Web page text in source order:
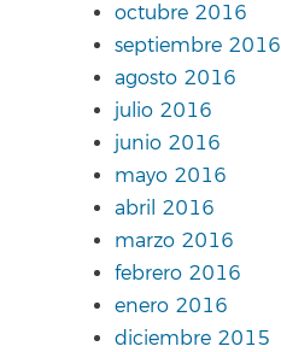
octubre 2016
septiembre 2016
agosto 2016
julio 2016
junio 2016
mayo 2016
abril 2016
marzo 2016
febrero 2016
enero 2016
diciembre 2015